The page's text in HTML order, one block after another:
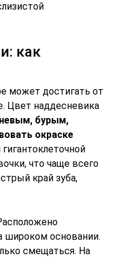
как
может достигать от
Цвет наддесневика
бурым,
окраске
что чаще всего
край зуба,
широком основании.
смещаться. На